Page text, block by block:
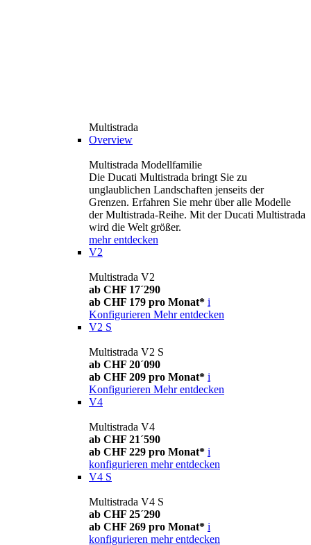
Multistrada
Overview
Multistrada Modellfamilie
Die Ducati Multistrada bringt Sie zu
unglaublichen Landschaften jenseits der
Grenzen. Erfahren Sie mehr über alle Modelle
der Multistrada-Reihe. Mit der Ducati Multistrada
wird die Welt größer.
mehr entdecken
V2
Multistrada V2
ab CHF 17´290
ab CHF 179 pro Monat* i
Konfigurieren Mehr entdecken
V2 S
Multistrada V2 S
ab CHF 20´090
ab CHF 209 pro Monat* i
Konfigurieren Mehr entdecken
V4
Multistrada V4
ab CHF 21´590
ab CHF 229 pro Monat* i
konfigurieren mehr entdecken
V4 S
Multistrada V4 S
ab CHF 25´290
ab CHF 269 pro Monat* i
konfigurieren mehr entdecken